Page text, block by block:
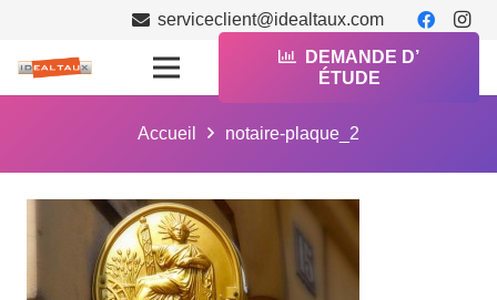
serviceclient@idealtaux.com
DEMANDE D’
ÉTUDE
Accueil notaire-plaque_2